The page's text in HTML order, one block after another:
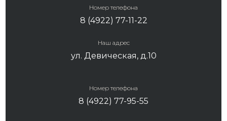
Номер телефона
8 (4922) 77-11-22
Наш адрес
ул. Девическая, д.10
Номер телефона
8 (4922) 77-95-55